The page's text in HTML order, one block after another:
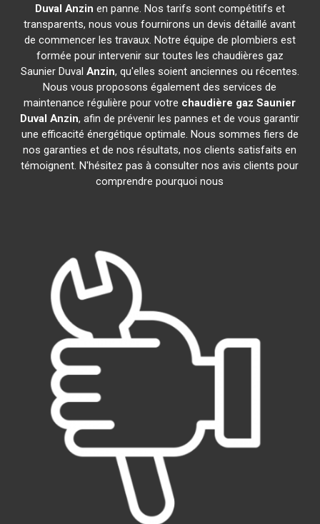
Duval Anzin en panne. Nos tarifs sont compétitifs et
transparents, nous vous fournirons un devis détaillé avant
de commencer les travaux. Notre équipe de plombiers est
formée pour intervenir sur toutes les chaudières gaz
Saunier Duval Anzin, qu'elles soient anciennes ou récentes.
Nous vous proposons également des services de
maintenance régulière pour votre chaudière gaz Saunier
Duval Anzin, afin de prévenir les pannes et de vous garantir
une efficacité énergétique optimale. Nous sommes fiers de
nos garanties et de nos résultats, nos clients satisfaits en
témoignent. N'hésitez pas à consulter nos avis clients pour
comprendre pourquoi nous